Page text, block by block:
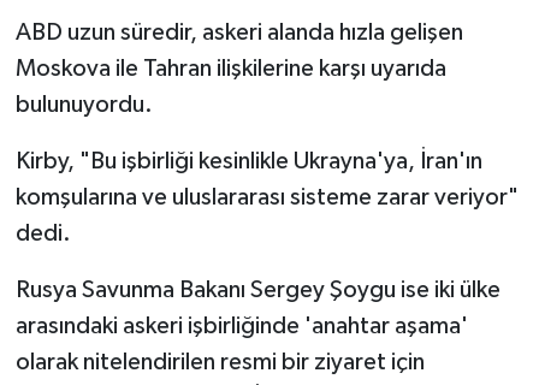
ABD uzun süredir, askeri alanda hızla gelişen
Moskova ile Tahran ilişkilerine karşı uyarıda
bulunuyordu.
Kirby, "Bu işbirliği kesinlikle Ukrayna'ya, İran'ın
komşularına ve uluslararası sisteme zarar veriyor"
dedi.
Rusya Savunma Bakanı Sergey Şoygu ise iki ülke
arasındaki askeri işbirliğinde 'anahtar aşama'
olarak nitelendirilen resmi bir ziyaret için